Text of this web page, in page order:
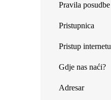
Pravila posudbe
Pristupnica
Pristup internetu
Gdje nas naći?
Adresar